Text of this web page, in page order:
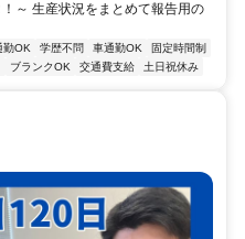
～ 生産状況をまとめて報告用の
勤OK 学歴不問 車通勤OK
固定時間制
ブランクOK 交通費支給 土日祝休み